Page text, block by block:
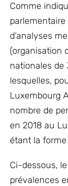
Comme
parlementaire
d’analyses
(organisation
nationales de
lesquelles,
Luxembourg
nombre de
en 2018 au
étant la
Ci-dessous,
prévalences